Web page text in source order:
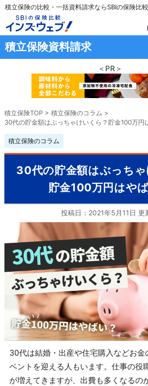
積立保険の比較・一括資料請求ならSBIの保険比
積立保険資料請求
＜PR＞
積立保険TOP> 積立保険のコラム >
30代の貯金額はぶっちゃけいくら？貯金100万円
積立保険のコラム
30代の貯金額はぶっちゃ
貯金100万円はや
投稿日：2021年5月11日 更
30代は結婚・出産や住宅購入などお金
ベントを迎える人もいます。仕事の役
が増えてきますが、出費も多くなるの